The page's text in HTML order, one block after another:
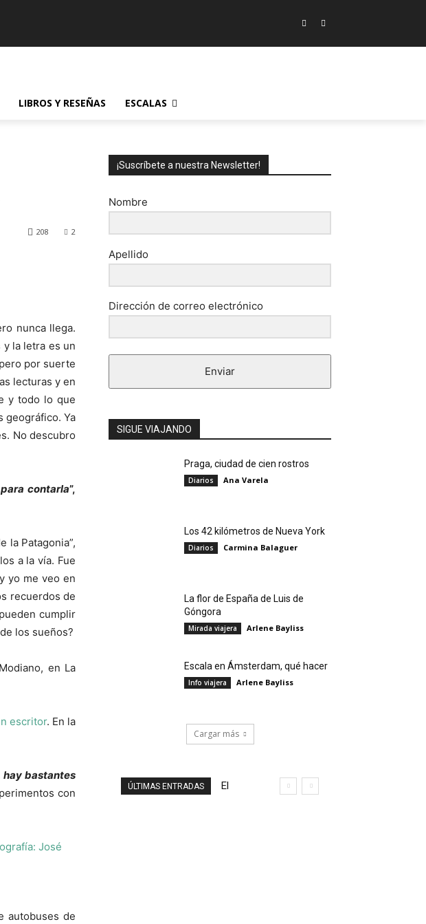
LIBROS Y RESEÑAS ESCALAS
2
208
nunca llega.
la letra es un
por suerte
lecturas y en
y todo lo que
geográfico. Ya
No descubro
contarla”,
la Patagonia”,
a la vía. Fue
yo me veo en
recuerdos de
cumplir
los sueños?
en La
escritor. En la
hay bastantes
con
autobuses de
¡Suscríbete a nuestra Newsletter!
Nombre
Apellido
Dirección de correo electrónico
Enviar
SIGUE VIAJANDO
Praga, ciudad de cien rostros
Diarios Ana Varela
Los 42 kilómetros de Nueva York
Diarios Carmina Balaguer
La flor de España de Luis de
Góngora
Mirada viajera Arlene Bayliss
Escala en Ámsterdam, qué hacer
Info viajera Arlene Bayliss
Cargar más
ÚLTIMAS ENTRADAS
El